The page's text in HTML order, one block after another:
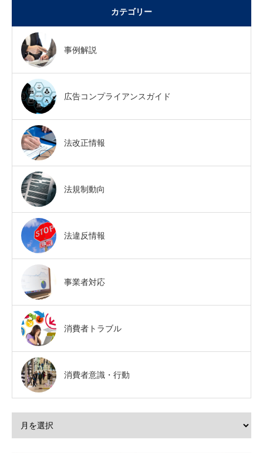
カテゴリー
事例解説
広告コンプライアンスガイド
法改正情報
法規制動向
法違反情報
事業者対応
消費者トラブル
消費者意識・行動